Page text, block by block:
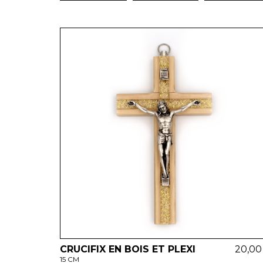
CRUCIFIX EN BOIS ET PLEXI
15 CM